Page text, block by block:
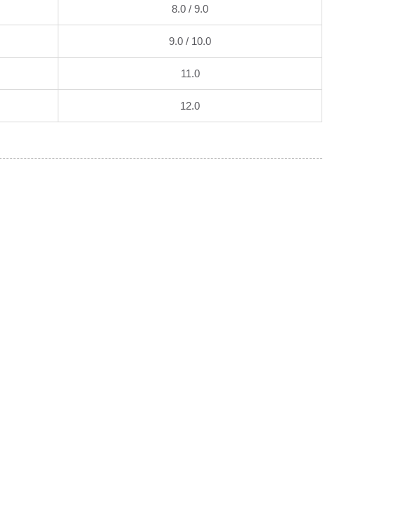
8.0 / 9.0
9.0 / 10.0
11.0
12.0